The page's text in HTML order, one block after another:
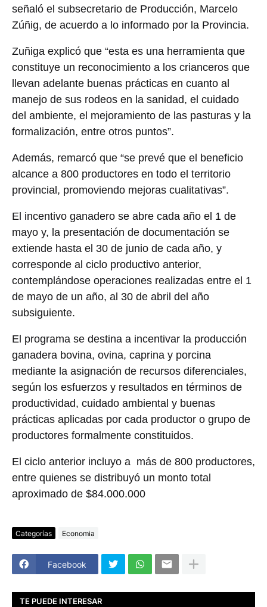
señaló el subsecretario de Producción, Marcelo
Zúñig, de acuerdo a lo informado por la Provincia.
Zuñiga explicó que “esta es una herramienta que
constituye un reconocimiento a los crianceros que
llevan adelante buenas prácticas en cuanto al
manejo de sus rodeos en la sanidad, el cuidado
del ambiente, el mejoramiento de las pasturas y la
formalización, entre otros puntos”.
Además, remarcó que “se prevé que el beneficio
alcance a 800 productores en todo el territorio
provincial, promoviendo mejoras cualitativas”.
El incentivo ganadero se abre cada año el 1 de
mayo y, la presentación de documentación se
extiende hasta el 30 de junio de cada año, y
corresponde al ciclo productivo anterior,
contemplándose operaciones realizadas entre el 1
de mayo de un año, al 30 de abril del año
subsiguiente.
El programa se destina a incentivar la producción
ganadera bovina, ovina, caprina y porcina
mediante la asignación de recursos diferenciales,
según los esfuerzos y resultados en términos de
productividad, cuidado ambiental y buenas
prácticas aplicadas por cada productor o grupo de
productores formalmente constituidos.
El ciclo anterior incluyo a más de 800 productores,
entre quienes se distribuyó un monto total
aproximado de $84.000.000
Categorías Economia
Facebook
TE PUEDE INTERESAR